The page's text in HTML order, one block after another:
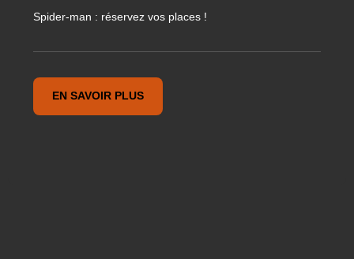
Spider-man : réservez vos places !
EN SAVOIR PLUS